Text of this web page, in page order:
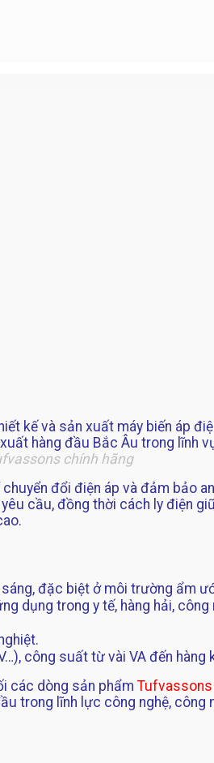
kế và sản xuất máy biến áp
hàng đầu Bắc Âu trong lĩnh
chính hãng
đổi điện áp và đảm bảo
cầu, đồng thời cách ly điện
đặc biệt ở môi trường ẩm
dụng trong y tế, hàng hải, công
công suất từ vài VA đến hàng
các dòng sản phẩm Tufvassons
trong lĩnh lực công nghệ, công